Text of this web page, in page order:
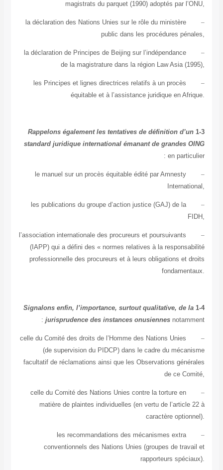
magistrats du parquet (1990) adoptés par
la déclaration des Nations Unies sur le rôle du ministère
public dans les procédures
la déclaration de Principes de Beijing sur l’indépendance
de la magistrature dans la région Law Asia
les Principes et lignes directrices relatifs à un procès
équitable et à l’assistance juridique en
Rappelons également les tentatives de définition
standard juridique international émanant de grandes
en
le manuel sur un procès équitable édité par Amnesty
les publications du groupe d’action justice (GAJ) de la
l’association internationale des procureurs et poursuivants
(IAPP) qui a défini des « normes relatives à la
professionnelle des procureurs et à leurs obligations
Signalons enfin, l’importance, surtout qualitative, de
jurisprudence des instances onusiennes
celle du Comité des droits de l’Homme des Nations Unies
(de supervision du PIDCP) dans le cadre du
facultatif de réclamations ainsi que les Observations
de ce
celle du Comité des Nations Unies contre la torture en
matière de plaintes individuelles (en vertu de
caractère
les recommandations des mécanismes extra
conventionnels des Nations Unies (groupes de
rapporteurs